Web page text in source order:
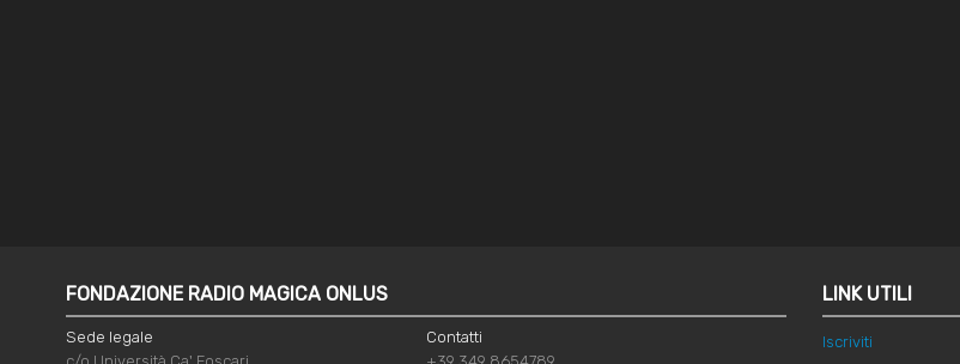
FONDAZIONE RADIO MAGICA ONLUS
Sede legale
Contatti
LINK UTILI
Iscriviti